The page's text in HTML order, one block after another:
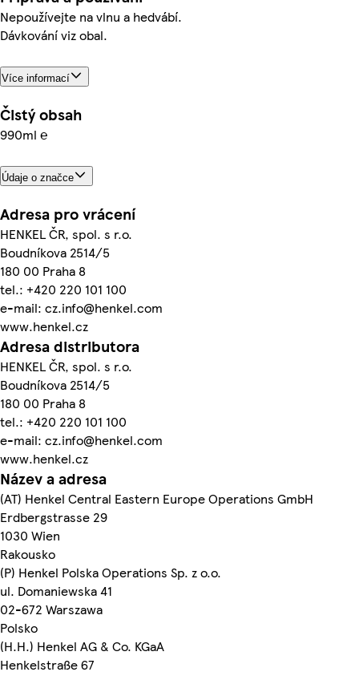
Nepoužívejte na vlnu a hedvábí.
Dávkování viz obal.
Více informací
Čistý obsah
990ml ℮
Údaje o značce
Adresa pro vrácení
HENKEL ČR, spol. s r.o.
Boudníkova 2514/5
180 00 Praha 8
tel.: +420 220 101 100
e-mail: cz.info@henkel.com
www.henkel.cz
Adresa distributora
HENKEL ČR, spol. s r.o.
Boudníkova 2514/5
180 00 Praha 8
tel.: +420 220 101 100
e-mail: cz.info@henkel.com
www.henkel.cz
Název a adresa
(AT) Henkel Central Eastern Europe Operations GmbH
Erdbergstrasse 29
1030 Wien
Rakousko
(P) Henkel Polska Operations Sp. z o.o.
ul. Domaniewska 41
02-672 Warszawa
Polsko
(H.H.) Henkel AG & Co. KGaA
Henkelstraße 67